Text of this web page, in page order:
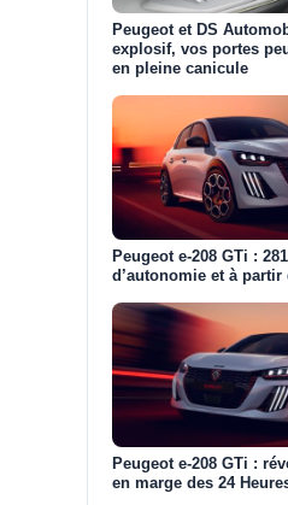
Peugeot et DS
explosif, vos portes
en pleine canicule
Peugeot e-208 GTi :
d’autonomie et à partir
Peugeot e-208 GTi :
en marge des 24